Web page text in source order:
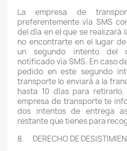
La empresa de
preferentemente vía SMS
del día en el que se realizará
no encontrarte en el lugar
un segundo intento del
notificado vía SMS. En caso
pedido en este segundo
transporte lo enviará a la
hasta 10 días para
empresa de transporte te
dos intentos de entrega
restante que tienes para
8. DERECHO DE